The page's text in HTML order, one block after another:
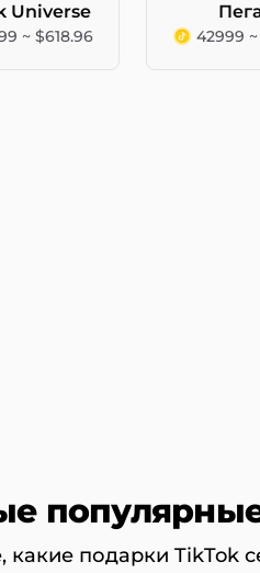
Universe
~ $618.96 42999 ~
какие подарки TikTok